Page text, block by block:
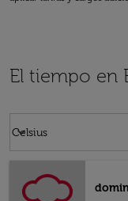
El tiempo en
Celsius
keyboard_arrow_down